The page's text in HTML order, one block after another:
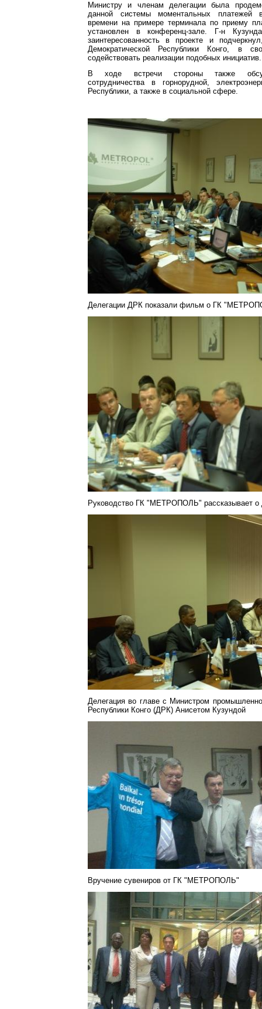
Министру и членам делегации была
данной системы моментальных платежей
времени на примере терминала по приему
установлен в конференц-зале. Г-н
заинтересованность в проекте и
Демократической Республики Конго, в
содействовать реализации подобных инициатив.
В ходе встречи стороны также
сотрудничества в горнорудной,
Республики, а также в социальной сфере.
Делегации ДРК показали фильм о ГК
Руководство ГК "МЕТРОПОЛЬ" рассказывает о
Делегация во главе с Министром
Республики Конго (ДРК) Анисетом Кузундой
Вручение сувениров от ГК "МЕТРОПОЛЬ"